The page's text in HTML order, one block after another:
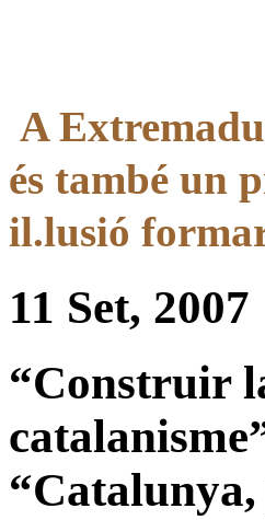
A
és també un
il.lusió
11 Set, 2007
“Construir